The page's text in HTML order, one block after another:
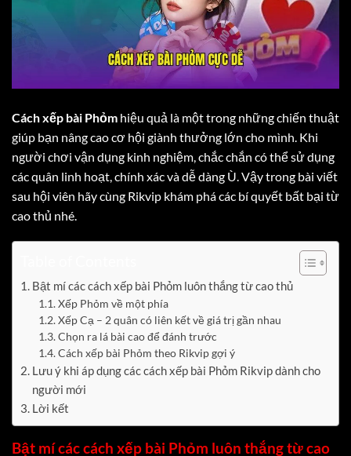
Cách xếp bài Phỏm hiệu quả là một trong những chiến thuật
giúp bạn nâng cao cơ hội giành thưởng lớn cho mình. Khi
người chơi vận dụng kinh nghiệm, chắc chắn có thể sử dụng
các quân linh hoạt, chính xác và dễ dàng Ù. Vậy trong bài viết
sau hội viên hãy cùng Rikvip khám phá các bí quyết bất bại từ
cao thủ nhé.
Bật mí các cách xếp bài Phỏm luôn thắng từ cao thủ
Xếp Phỏm về một phía
Xếp Cạ – 2 quân có liên kết về giá trị gần nhau
Chọn ra lá bài cao để đánh trước
Cách xếp bài Phỏm theo Rikvip gợi ý
Lưu ý khi áp dụng các cách xếp bài Phỏm Rikvip dành cho
người mới
Lời kết
Bật mí các cách xếp bài Phỏm luôn thắng từ cao